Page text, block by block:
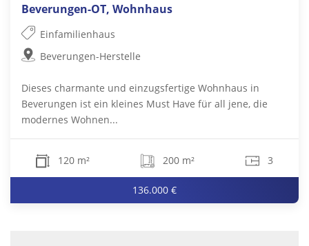
Beverungen-OT, Wohnhaus
Einfamilienhaus
Beverungen-Herstelle
Dieses charmante und einzugsfertige Wohnhaus in
Beverungen ist ein kleines Must Have für all jene, die
modernes Wohnen...
120 m² 200 m² 3
136.000 €